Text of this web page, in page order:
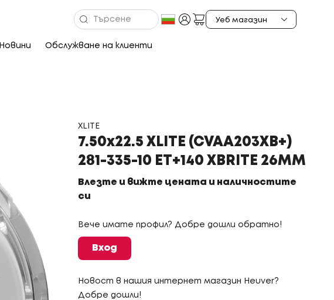
Новини Обслужване на клиенти
XLITE
7.50x22.5 XLITE (CVAA203XB+)
281-335-10 ET+140 XBRITE 26MM
Влезте и вижте цената и наличностите
си
Вече имате профил? Добре дошли обратно!
Вход
Новост в нашия интернет магазин Heuver?
Добре дошли!